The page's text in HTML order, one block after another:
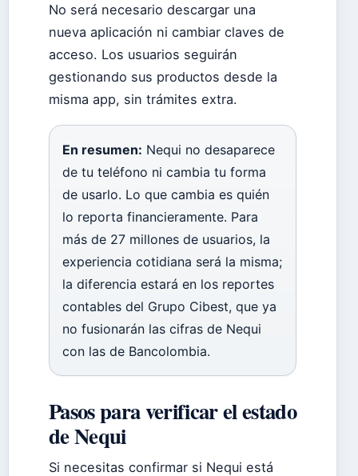
No será necesario descargar una
nueva aplicación ni cambiar claves de
acceso. Los usuarios seguirán
gestionando sus productos desde la
misma app, sin trámites extra.
En resumen: Nequi no desaparece
de tu teléfono ni cambia tu forma
de usarlo. Lo que cambia es quién
lo reporta financieramente. Para
más de 27 millones de usuarios, la
experiencia cotidiana será la misma;
la diferencia estará en los reportes
contables del Grupo Cibest, que ya
no fusionarán las cifras de Nequi
con las de Bancolombia.
Pasos para verificar el estado
de Nequi
Si necesitas confirmar si Nequi está